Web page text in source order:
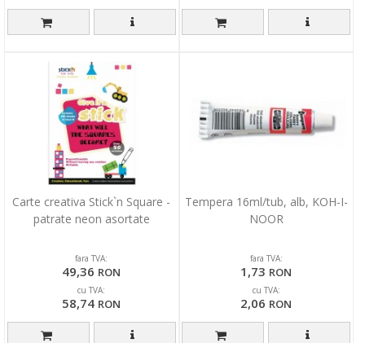
Carte creativa Stick`n Square -
patrate neon asortate
fara TVA:
49,36 RON
cu TVA:
58,74 RON
Tempera 16ml/tub, alb, KOH-I-
NOOR
fara TVA:
1,73 RON
cu TVA:
2,06 RON